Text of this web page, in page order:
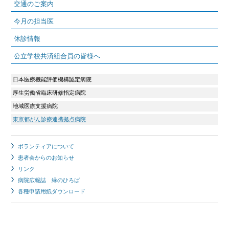
交通のご案内
今月の担当医
休診情報
公立学校共済組合員の皆様へ
日本医療機能評価機構認定病院
厚生労働省臨床研修指定病院
地域医療支援病院
東京都がん診療連携拠点病院
ボランティアについて
患者会からのお知らせ
リンク
病院広報誌 緑のひろば
各種申請用紙ダウンロード